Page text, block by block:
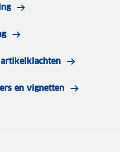
en vignetten